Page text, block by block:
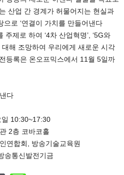
산업 간 경계가 허물어지는 현실과
로 ‘연결이 가치를 만들어낸다
제로 하여 ‘4차 산업혁명’, ‘5G와
대해 조망하여 우리에게 새로운 시각
등록은 온오프믹스에서 11월 5일까
다
10:30~17:30
2층 코바코홀
연합회, 방송기술교육원
송통신발전기금